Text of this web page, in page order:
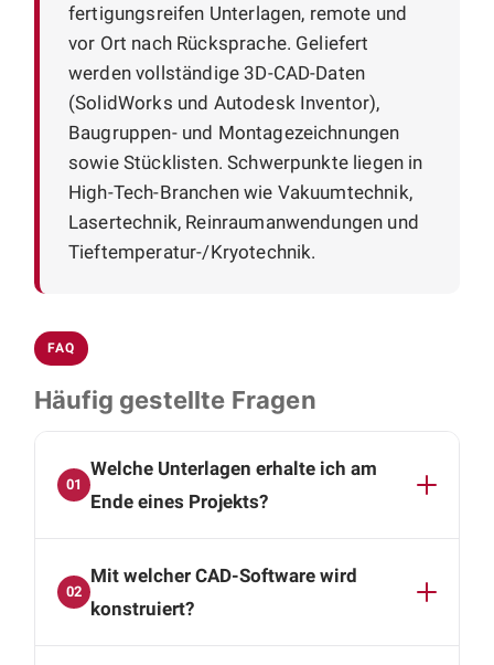
fertigungsreifen Unterlagen, remote und
vor Ort nach Rücksprache. Geliefert
werden vollständige 3D-CAD-Daten
(SolidWorks und Autodesk Inventor),
Baugruppen- und Montagezeichnungen
sowie Stücklisten. Schwerpunkte liegen in
High-Tech-Branchen wie Vakuumtechnik,
Lasertechnik, Reinraumanwendungen und
Tieftemperatur-/Kryotechnik.
FAQ
Häufig gestellte Fragen
01
Welche Unterlagen erhalte ich am
Ende eines Projekts?
technischer Unterlagen aus einer Hand:
vollständige 3D-CAD-Daten, Baugruppen- und
02
Mit welcher CAD-Software wird
konstruiert?